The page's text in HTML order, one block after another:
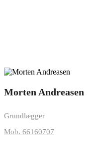
Morten Andreasen
Grundlægger
Mob. 66160707